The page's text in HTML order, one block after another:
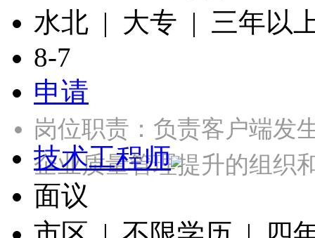
水北 | 大专 | 三年以
8-7
申请
岗位职责：负责客户端发
企业质量管理提升的组
技术工程师
面议